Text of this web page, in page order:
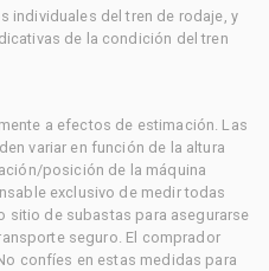
individuales del tren de rodaje, y
de la condición del tren
a efectos de estimación. Las
variar en función de la altura
posición de la máquina
exclusivo de medir todas
sitio de subastas para asegurarse
seguro. El comprador
confíes en estas medidas para